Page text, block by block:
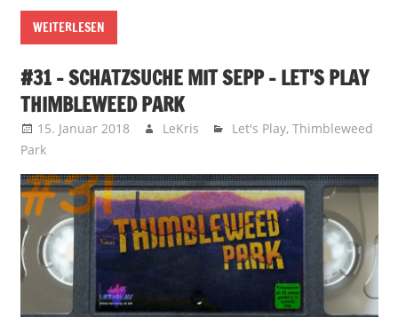
WEITERLESEN
#31 – SCHATZSUCHE MIT SEPP – LET’S PLAY
THIMBLEWEED PARK
15. Januar 2018 LeKris Let's Play,Thimbleweed
Park